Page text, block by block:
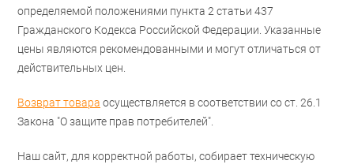
определяемой положениями пункта 2 статьи 437
Гражданского Кодекса Российской Федерации. Указанные
цены являются рекомендованными и могут отличаться от
действительных цен.
Возврат товара осуществляется в соответствии со ст. 26.1
Закона "О защите прав потребителей".
Наш сайт, для корректной работы, собирает техническую